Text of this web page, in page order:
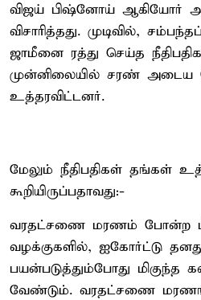
விஜய் பிஷ்னோய் ஆகியோர்
விசாரித்தது. முடிவில்,
ஜாமீனை ரத்து செய்த
முன்னிலையில் சரண் அடைய
உத்தரவிட்டனர்.
மேலும் நீதிபதிகள் தங்கள்
கூறியிருப்பதாவது:-
வரதட்சணை மரணம் போன்ற
வழக்குகளில், ஐகோர்ட்டு தனது
பயன்படுத்தும்போது மிகுந்த
வேண்டும். வரதட்சணை